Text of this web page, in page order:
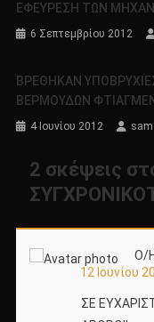
ΕΦΕΥΡΕΣΗ ΤΩΝ
6 Σεπτεμβρίου 2012
ΒΡΕΘΗΚΑΝ
ΒΕΡΜΟΥΔΩΝ
4 Ιουνίου 2012
2 σκέψεις
Ο/Η
12 Ιουνίου
ΣΕ